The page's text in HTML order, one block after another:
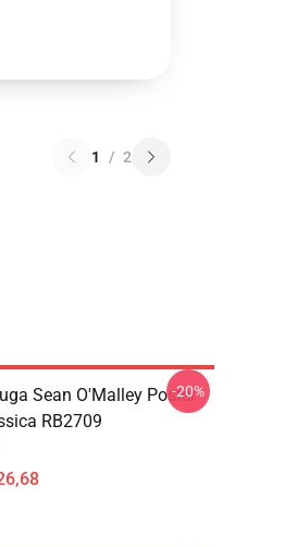
1 / 2
Sean O'Malley Poster
RB2709
-20%